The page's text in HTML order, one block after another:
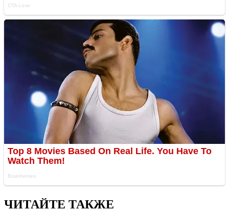
ЧИТАЙТЕ ТАКЖЕ